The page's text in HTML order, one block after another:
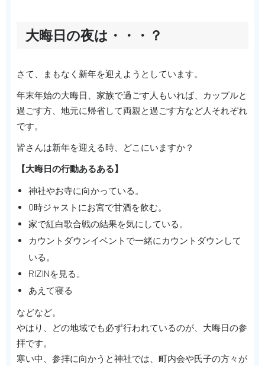
大晦日の夜は・・・？
さて、まもなく新年を迎えようとしています。
年末年始の大晦日、家族で過ごす人もいれば、カップルと
過ごす方、地元に帰省して両親と過ごす方など人それぞれ
です。
皆さんは新年を迎える時、どこにいますか？
【大晦日の行動あるある】
神社やお寺に向かっている。
0時ジャストにお宮で甘酒を飲む。
家で紅白歌合戦の結果を気にしている。
カウントダウンイベントで一緒にカウントダウンして
いる。
RIZINを見る。
あえて寝る
などなど。
やはり、どの地域でも必ず行われているのが、大晦日の参
拝です。
寒い中、参拝に向かうと神社では、町内会や氏子の方々が